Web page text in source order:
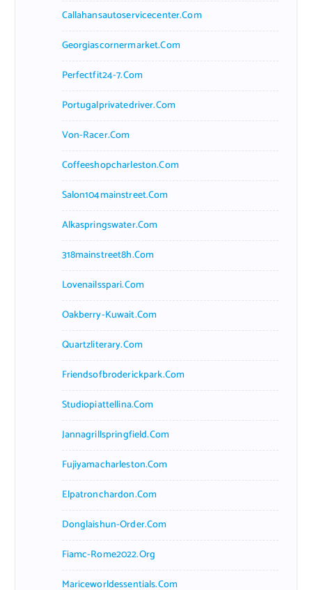
Callahansautoservicecenter.com
Georgiascornermarket.com
Perfectfit24-7.com
Portugalprivatedriver.com
Von-Racer.com
Coffeeshopcharleston.com
Salon104mainstreet.com
Alkaspringswater.com
318mainstreet8h.com
Lovenailsspari.com
Oakberry-Kuwait.com
Quartzliterary.com
Friendsofbroderickpark.com
Studiopiattellina.com
Jannagrillspringfield.com
Fujiyamacharleston.com
Elpatronchardon.com
Donglaishun-Order.com
Fiamc-Rome2022.org
Mariceworldessentials.com